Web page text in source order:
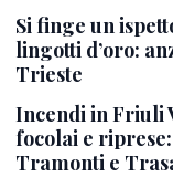
Si finge un
lingotti d’oro:
Trieste
Incendi in Friuli
focolai e
Tramonti e